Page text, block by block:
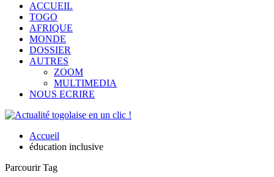
ACCUEIL
TOGO
AFRIQUE
MONDE
DOSSIER
AUTRES
ZOOM
MULTIMEDIA
NOUS ECRIRE
Accueil
éducation inclusive
Parcourir Tag